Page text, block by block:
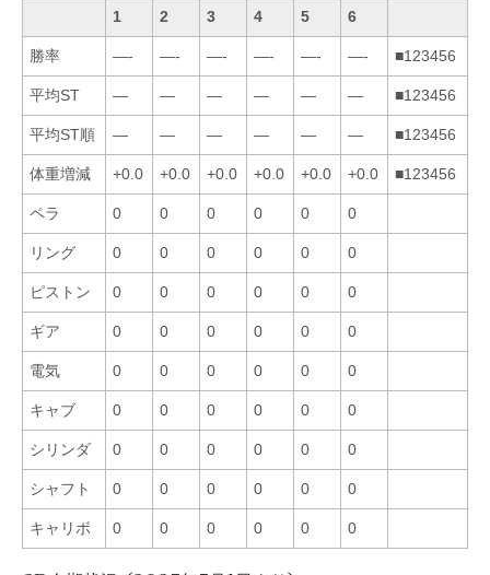
1 2 3 4 5 6
勝率 —- —- —- —- —- —- ■123456
平均ST — — — — — — ■123456
平均ST順 — — — — — — ■123456
体重増減 +0.0 +0.0 +0.0 +0.0 +0.0 +0.0 ■123456
ペラ 0 0 0 0 0 0
リング 0 0 0 0 0 0
ピストン 0 0 0 0 0 0
ギア 0 0 0 0 0 0
電気 0 0 0 0 0 0
キャブ 0 0 0 0 0 0
シリンダ 0 0 0 0 0 0
シャフト 0 0 0 0 0 0
キャリボ 0 0 0 0 0 0